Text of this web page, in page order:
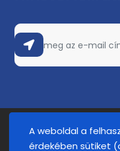
2025. © FATUM
A weboldal a
érdekében sütiket